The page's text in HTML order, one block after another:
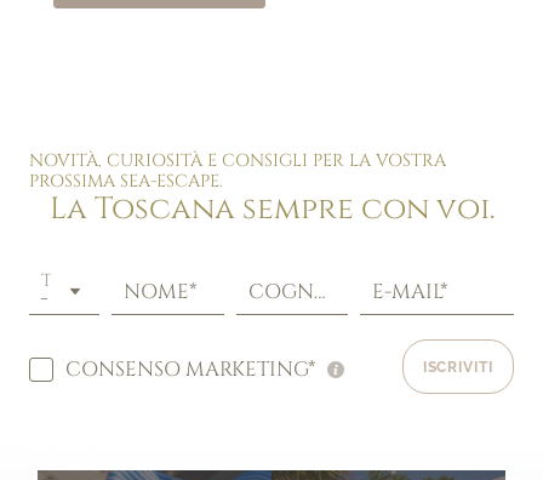
NOVITÀ, CURIOSITÀ E CONSIGLI PER LA VOSTRA
PROSSIMA SEA-ESCAPE.
La Toscana sempre con voi.
NOME* COGNOME* E-MAIL*
CONSENSO MARKETING* ISCRIVITI